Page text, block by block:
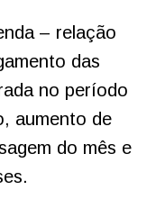
– relação
das
no período
aumento de
do mês e